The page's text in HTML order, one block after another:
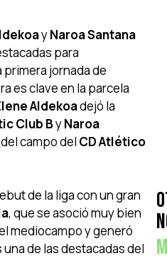
yNaroa Santana
para
primera jornada de
es clave en la parcela
Aldekoadejó la
Club ByNaroa
campo del CD Atlético
de la liga con un gran
, que se asoció muy bien
mediocampo y generó
una de las destacadas del